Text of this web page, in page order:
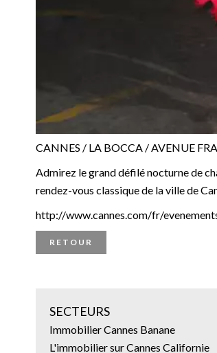
CANNES / LA BOCCA / AVENUE
Admirez le grand défilé nocturne de
rendez-vous classique de la ville de
http://www.cannes.com/fr/
RETOUR
SECTEURS
Immobilier Cannes Banane
L'immobilier sur Cannes Californie